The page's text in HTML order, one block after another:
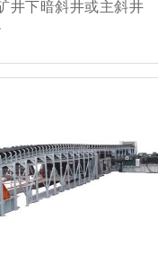
井下暗斜井或主斜井